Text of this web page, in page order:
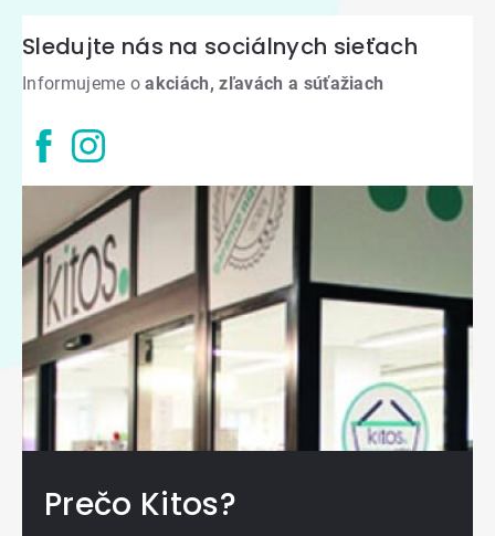
Sledujte nás na sociálnych sieťach
Informujeme oakciách, zľavách a súťažiach
Prečo Kitos?